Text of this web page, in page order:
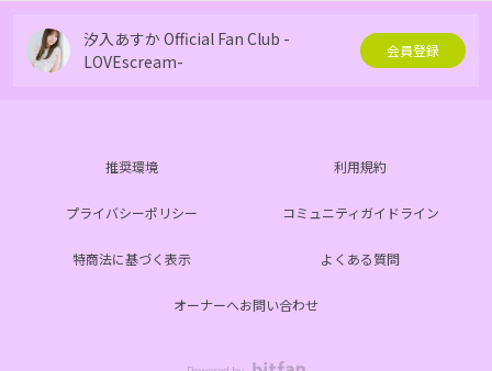
汐入あすか Official Fan Club -
LOVEscream-
会員登録
推奨環境 利用規約
プライバシーポリシー コミュニティガイドライン
特商法に基づく表示 よくある質問
オーナーへお問い合わせ